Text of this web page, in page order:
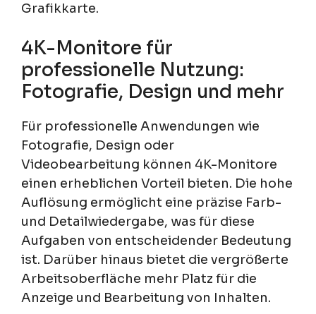
Grafikkarte.
4K-Monitore für
professionelle Nutzung:
Fotografie, Design und mehr
Für professionelle Anwendungen wie
Fotografie, Design oder
Videobearbeitung können 4K-Monitore
einen erheblichen Vorteil bieten. Die hohe
Auflösung ermöglicht eine präzise Farb-
und Detailwiedergabe, was für diese
Aufgaben von entscheidender Bedeutung
ist. Darüber hinaus bietet die vergrößerte
Arbeitsoberfläche mehr Platz für die
Anzeige und Bearbeitung von Inhalten.